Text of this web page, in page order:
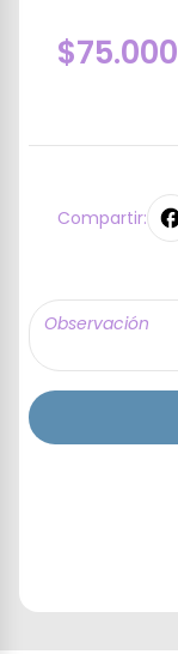
$75.000
Compartir: